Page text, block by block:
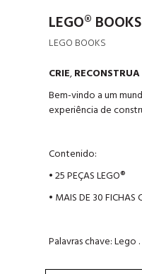
LEGO®
LEGO BOOKS
CRIE,RECONSTRUA
Bem-vindo a um
experiência de
Contenido:
• 25 PEÇAS LEGO®
• MAIS DE 30 FICHAS
Palavras chave: Lego